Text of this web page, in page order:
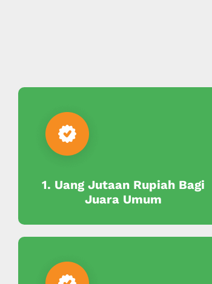
1. Uang Jutaan Rupiah Bagi
Juara Umum